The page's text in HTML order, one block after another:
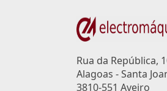
Rua da República,
Alagoas - Santa
3810-551 Aveiro